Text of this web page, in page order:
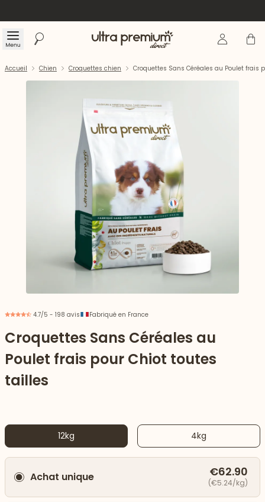
Menu Rechercher Accueil Se Panier
vers le bas
Accueil Chien Croquettes chien Croquettes Sans Céréales au Poulet frais
4.7/5 - 198 avis Fabriqué en France
Croquettes Sans Céréales au
Poulet frais pour Chiot toutes
tailles
12kg 4kg
Achat unique €62.90
(€5.24/kg)